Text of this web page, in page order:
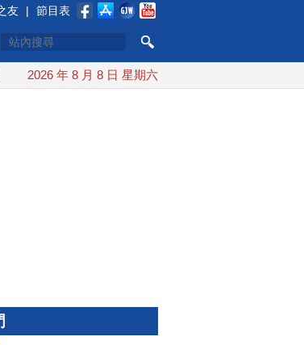
友 | 節目表
宣布礦業投資20億美元
2026 年 8 月 8 日 星期六